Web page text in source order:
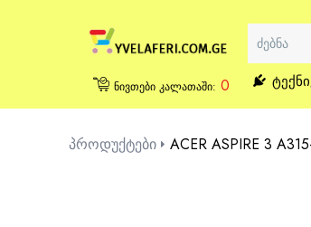
ნივთები კალათაში: 0
პროდუქტები ACER ASPIRE 3